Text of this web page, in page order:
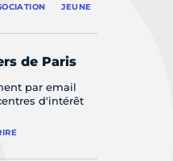
JEUNE
de Paris
par email
d'intérêt